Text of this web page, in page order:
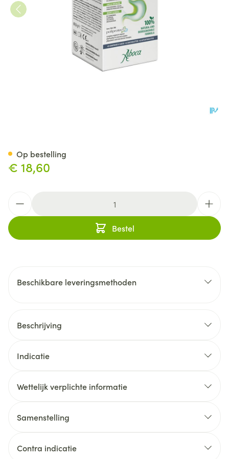
€ 18,60
Bestel
Op bestelling
Beschikbare leveringsmethoden
Beschrijving
Indicatie
Wettelijk verplichte informatie
Samenstelling
Contra indicatie